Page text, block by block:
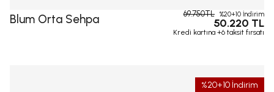
Blum Orta Sehpa 69.750TL %20+10 İndirim
50.220 TL
Kredi kartına +6 taksit fırsatı
%20+10 İndirim